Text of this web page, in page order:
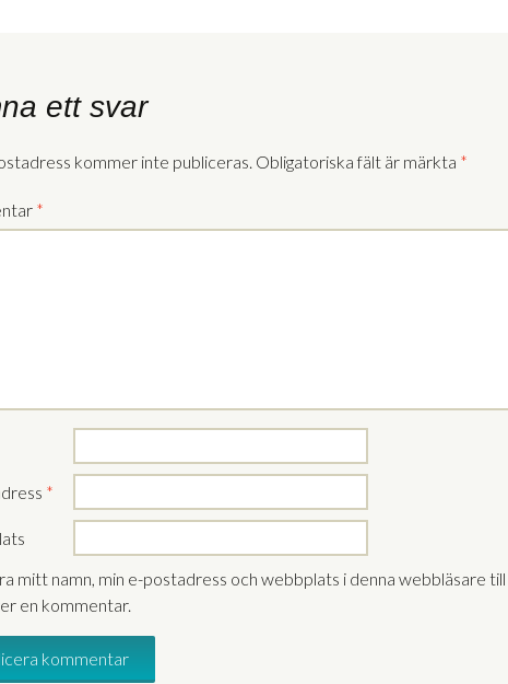
ett svar
kommer inte publiceras. Obligatoriska fält är märkta *
*
*
mitt namn, min e-postadress och webbplats i denna webbläsare till
en kommentar.